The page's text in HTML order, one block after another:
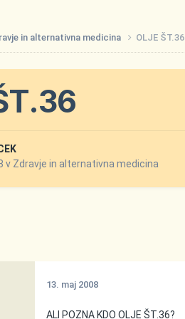
in alternativna medicina OLJE ŠT.36
v Zdravje in alternativna medicina
13. maj 2008
ALI POZNA KDO OLJE ŠT.36?